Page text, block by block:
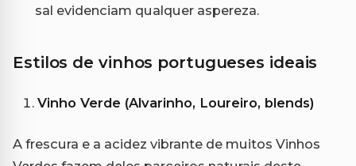
sal evidenciam qualquer aspereza.
Estilos de vinhos portugueses ideais
Vinho Verde (Alvarinho, Loureiro, blends)
A frescura e a acidez vibrante de muitos Vinhos